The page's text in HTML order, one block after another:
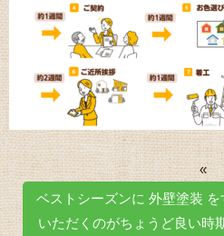
«
ベストシーズンに 外壁塗装
いただくのがちょうど良い時